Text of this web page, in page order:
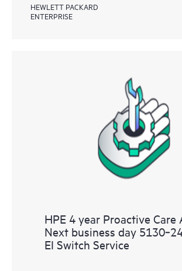
HEWLETT PACKARD
ENTERPRISE
HPE 4 year Proactive Care
Next business day
EI Switch Service